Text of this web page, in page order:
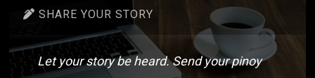
SHARE YOUR STORY
Let your story be heard. Send your pinoy